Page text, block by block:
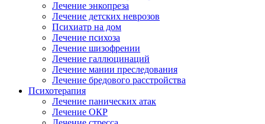
Лечение энкопреза
Лечение детских неврозов
Психиатр на дом
Лечение психоза
Лечение шизофрении
Лечение галлюцинаций
Лечение мании преследования
Лечение бредового расстройства
Психотерапия
Лечение панических атак
Лечение ОКР